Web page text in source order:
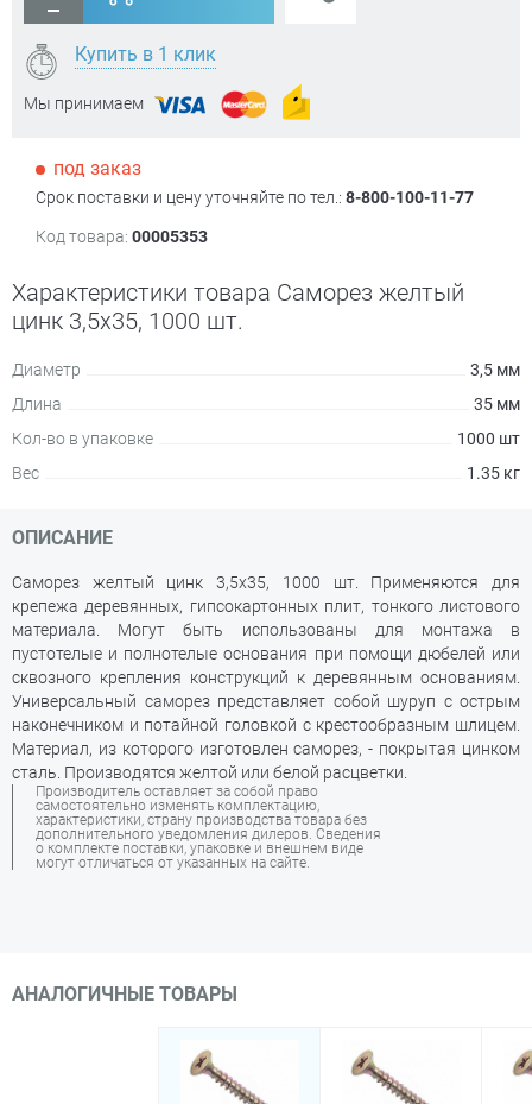
Купить в 1 клик
Мы принимаем
под заказ
Срок поставки и цену уточняйте по тел.: 8-800-100-11-77
Код товара: 00005353
Характеристики товара Саморез желтый
цинк 3,5х35, 1000 шт.
Диаметр
3,5 мм
Длина
35 мм
Кол-во в упаковке
1000 шт
Вес
1.35 кг
ОПИСАНИЕ
Саморез желтый цинк 3,5х35, 1000 шт. Применяются для
крепежа деревянных, гипсокартонных плит, тонкого листового
материала. Могут быть использованы для монтажа в
пустотелые и полнотелые основания при помощи дюбелей или
сквозного крепления конструкций к деревянным основаниям.
Универсальный саморез представляет собой шуруп с острым
наконечником и потайной головкой с крестообразным шлицем.
Материал, из которого изготовлен саморез, - покрытая цинком
сталь. Производятся желтой или белой расцветки.
Производитель оставляет за собой право
самостоятельно изменять комплектацию,
характеристики, страну производства товара без
дополнительного уведомления дилеров. Сведения
о комплекте поставки, упаковке и внешнем виде
могут отличаться от указанных на сайте.
АНАЛОГИЧНЫЕ ТОВАРЫ